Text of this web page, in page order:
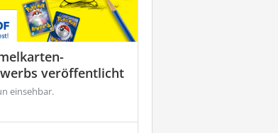
veröffentlicht
einsehbar.